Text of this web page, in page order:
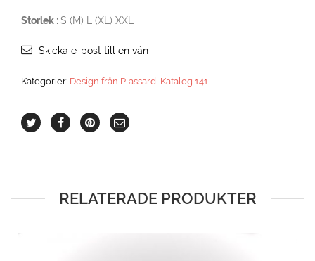
Storlek :S (M) L (XL) XXL
Skicka e-post till en vän
Kategorier: Design från Plassard Katalog 141
RELATERADE PRODUKTER